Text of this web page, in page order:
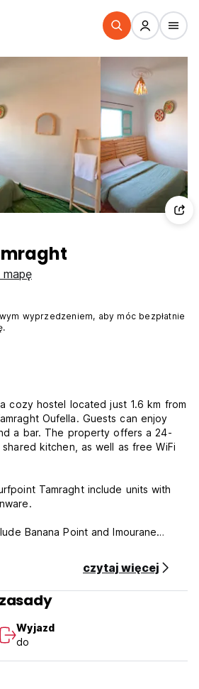
mapę
wyprzedzeniem, aby móc bezpłatnie
cozy hostel located just 1.6 km from
Oufella. Guests can enjoy
a bar. The property offers a 24-
kitchen, as well as free WiFi
Tamraght include units with
Banana Point and Imourane
& Conditions:
before arrival. In case of a late
23:00 .
.
czytaj więcej
Wyjazd
do